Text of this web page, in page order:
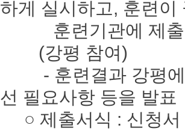
하게 실시하고, 훈련이
훈련기관에 제출
(강평 참여)
- 훈련결과 강평에
선 필요사항 등을 발표
○ 제출서식 : 신청서